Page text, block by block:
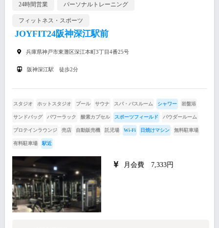
24時間営業 パーソナルトレーニング
フィットネス・スポーツ
JOYFIT24阪神深江駅前
兵庫県神戸市東灘区深江本町3丁目4番25号
阪神深江駅 徒歩2分
スタジオ ホットスタジオ プール サウナ スパ・バスルーム シャワー 岩盤浴
サンドバッグ パワーラック 酸素カプセル スポーツフィールド パウダールーム
プロテインラウンジ 売店 自動販売機 託児場 Wi-Fi 日焼けマシン 無料駐車場
有料駐車場 駅近
月会費 7,333円